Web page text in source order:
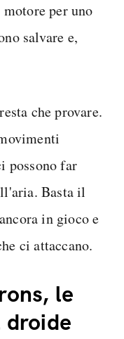
per uno
salvare e,
che provare.
possono far
Basta il
in gioco e
ci attaccano.
le